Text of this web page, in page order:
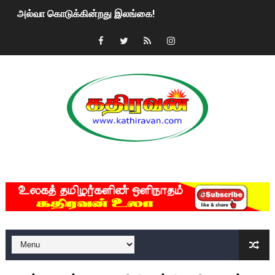
அல்வா கொடுக்கின்றது இலங்கை!
2ஆம் நாள் உக்ரைன் யுத்தம்!! எங்களைத் தனிமையில்
மகிந்த ராஜபக்சே பதவி விலக திட்டம்?
ரவுடி பேபிக்கு நடந்த தரமான சம்பவம்.. ஆபாச வீடியோக்களால்
குண்டை தூக்கிப்போட்ட ஆய்வு…. இந்தியாவின் “கோவிஷீல்டு”
யாழில் தமிழின தலைவர் பிரபாகரனின் பிறந்தநாளை
ஏர்போர்ட்டில் உதைத்த நபர் யார், என்ன நடந்தது?: உண்மையை
சீனா இலங்கையிடம் 8 மில்லியன் அமெரிக்க டொலர் நட்டஈடு